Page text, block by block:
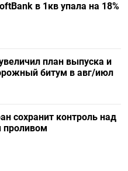
в 1кв упала на 18%
план выпуска и
битум в авг/июл
сохранит контроль над
проливом